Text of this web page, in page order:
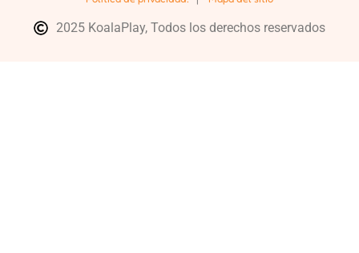
2025 KoalaPlay, Todos los derechos reservados